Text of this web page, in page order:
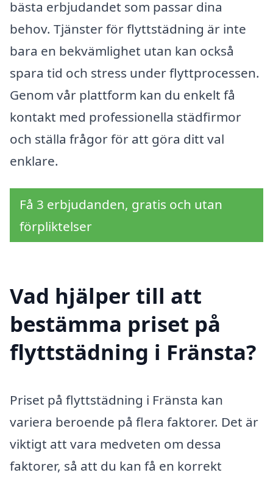
bästa erbjudandet som passar dina
behov. Tjänster för flyttstädning är inte
bara en bekvämlighet utan kan också
spara tid och stress under flyttprocessen.
Genom vår plattform kan du enkelt få
kontakt med professionella städfirmor
och ställa frågor för att göra ditt val
enklare.
Få 3 erbjudanden, gratis och utan
förpliktelser
Vad hjälper till att
bestämma priset på
flyttstädning i Fränsta?
Priset på flyttstädning i Fränsta kan
variera beroende på flera faktorer. Det är
viktigt att vara medveten om dessa
faktorer, så att du kan få en korrekt